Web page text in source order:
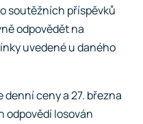
soutěžních příspěvků
odpovědět na
uvedené u daného
ceny a 27. března
odpovědí losován